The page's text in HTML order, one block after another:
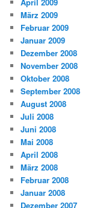
März 2009
Februar 2009
Januar 2009
Dezember 2008
November 2008
Oktober 2008
September 2008
August 2008
Juli 2008
Juni 2008
Mai 2008
April 2008
März 2008
Februar 2008
Januar 2008
Dezember 2007